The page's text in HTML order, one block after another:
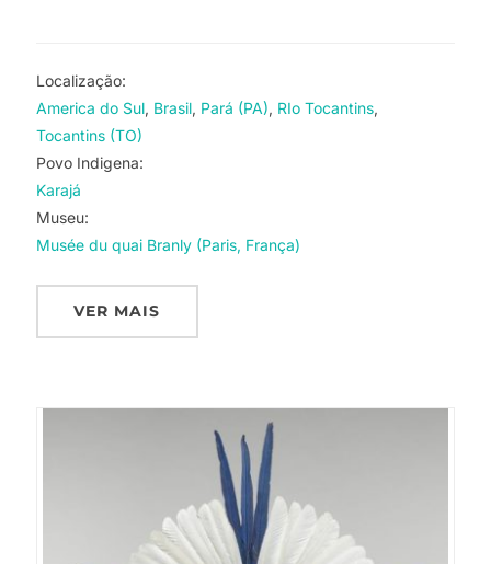
Localização:
America do Sul Brasil Pará (PA) RIo Tocantins
Tocantins (TO)
Povo Indigena:
Karajá
Museu:
Musée du quai Branly (Paris, França)
VER MAIS